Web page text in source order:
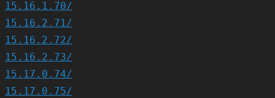
15.16.1.70/
15.16.2.71/
15.16.2.72/
15.16.2.73/
15.17.0.74/
15.17.0.75/